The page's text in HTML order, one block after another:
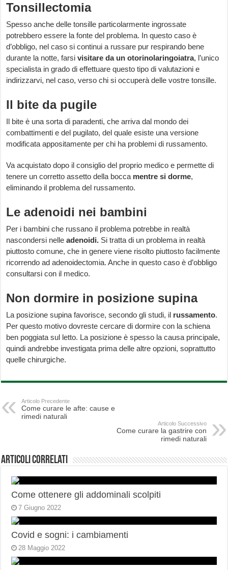
Tonsillectomia
Spesso anche delle tonsille particolarmente ingrossate
potrebbero essere la fonte del problema. In questo caso è
d’obbligo, nel caso si continui a russare pur respirando bene
durante la notte, farsivisitare da un otorinolaringoiatra, l’unico
specialista in grado di effettuare questo tipo di valutazioni e
indirizzarvi, nel caso, verso chi si occuperà delle vostre tonsille.
Il bite da pugile
Il bite è una sorta di paradenti, che arriva dal mondo dei
combattimenti e del pugilato, del quale esiste una versione
modificata appositamente per chi ha problemi di russamento.
Va acquistato dopo il consiglio del proprio medico e permette di
tenere un corretto assetto della bocca mentre si dorme,
eliminando il problema del russamento.
Le adenoidi nei bambini
Per i bambini che russano il problema potrebbe in realtà
nascondersi nelleadenoidi. Si tratta di un problema in realtà
piuttosto comune, che in genere viene risolto piuttosto facilmente
ricorrendo ad adenoidectomia. Anche in questo caso è d’obbligo
consultarsi con il medico.
Non dormire in posizione supina
La posizione supina favorisce, secondo gli studi, il russamento.
Per questo motivo dovreste cercare di dormire con la schiena
ben poggiata sul letto. La posizione è spesso la causa principale,
quindi andrebbe investigata prima delle altre opzioni, soprattutto
quelle chirurgiche.
Articolo Precedente
Come curare le afte: cause e
rimedi naturali
Articolo Successivo
Come curare la gastrire con
rimedi naturali
Articoli correlati
Come ottenere gli addominali scolpiti
7 Giugno 2022
Covid e sogni: i cambiamenti
28 Maggio 2022